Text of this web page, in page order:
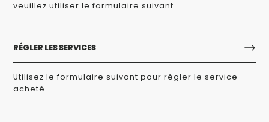
veuillez utiliser le formulaire suivant.
RÉGLER LES SERVICES
Utilisez le formulaire suivant pour régler le service
acheté.